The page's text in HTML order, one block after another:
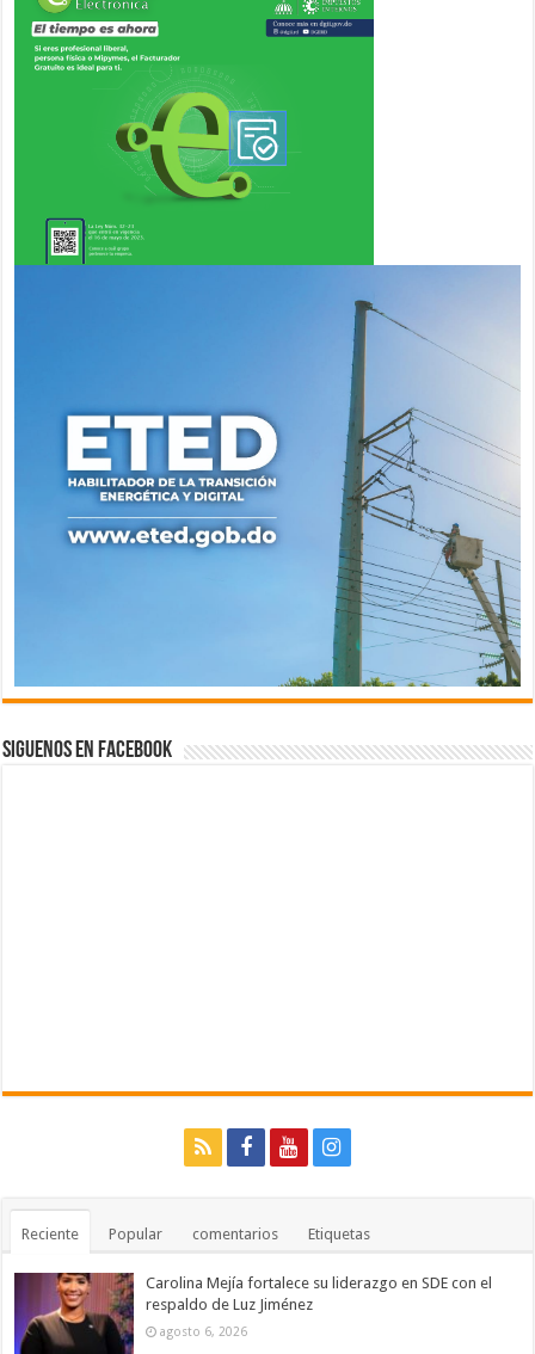
Siguenos en Facebook
Reciente Popular comentarios Etiquetas
Carolina Mejía fortalece su liderazgo en SDE con el
respaldo de Luz Jiménez
agosto 6, 2026